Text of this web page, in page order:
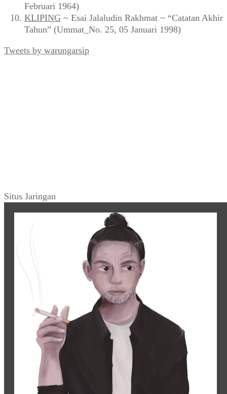
Februari 1964)
KLIPING ~ Esai Jalaludin Rakhmat ~ “Catatan Akhir
Tahun” (Ummat_No. 25, 05 Januari 1998)
Tweets by warungarsip
Situs Jaringan